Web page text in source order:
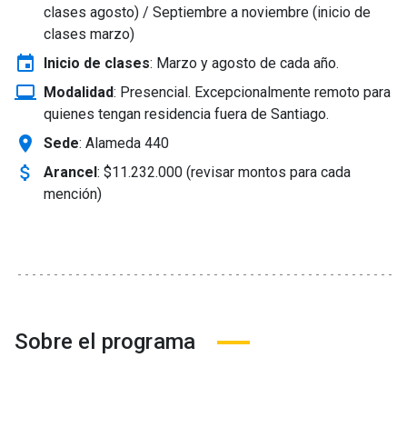
clases agosto) / Septiembre a noviembre (inicio de
clases marzo)
event Inicio de clases: Marzo y agosto de cada año.
laptop_windows Modalidad: Presencial. Excepcionalmente remoto para
quienes tengan residencia fuera de Santiago.
location_on Sede: Alameda 440
attach_money Arancel: $11.232.000 (revisar montos para cada
mención)
Sobre el programa